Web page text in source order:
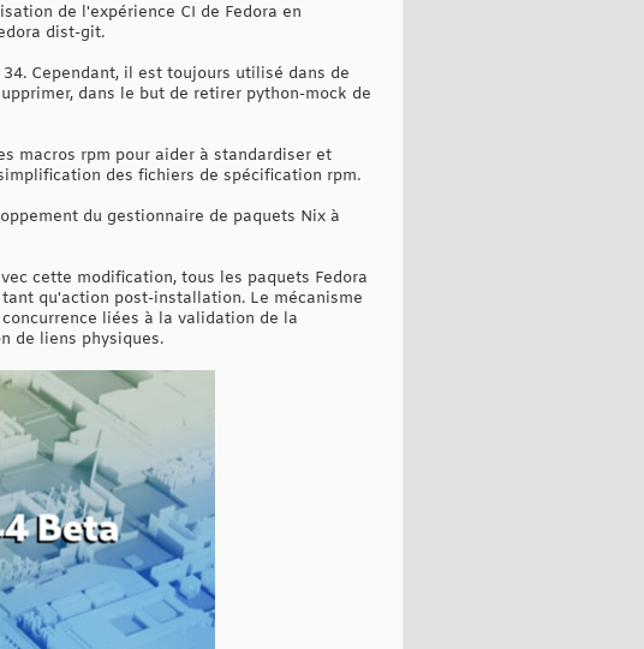
de l'expérience CI de Fedora en
dist-git.
Cependant, il est toujours utilisé dans de
dans le but de retirer python-mock de
macros rpm pour aider à standardiser et
des fichiers de spécification rpm.
du gestionnaire de paquets Nix à
cette modification, tous les paquets Fedora
qu'action post-installation. Le mécanisme
liées à la validation de la
de liens physiques.